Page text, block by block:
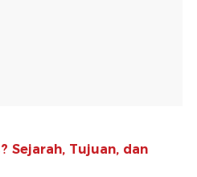
Sejarah, Tujuan, dan